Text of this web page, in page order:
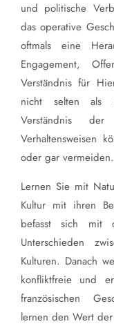
und politische
das operative
oftmals eine
Engagement,
Verständnis für
nicht selten als
Verständnis
Verhaltensweisen
oder gar vermeiden.
Lernen Sie mit
Kultur mit ihren
befasst sich mit
Unterschieden
Kulturen. Danach
konfliktfreie und
französischen
lernen den Wert